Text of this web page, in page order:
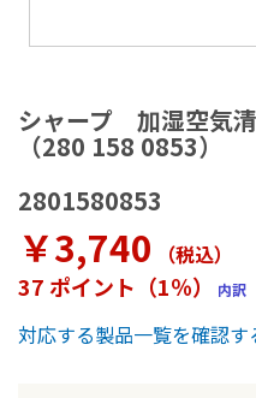
シャープ 加湿空気
（280 158 0853）
2801580853
￥3,740 （税込）
37 ポイント（1％） 内訳
対応する製品一覧を確認す
メ
ー
ジ
ャ
リ
ー
の
最
初